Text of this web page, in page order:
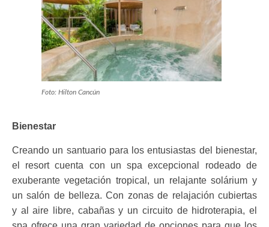
Foto: Hilton Cancún
Bienestar
Creando un santuario para los entusiastas del bienestar,
el resort cuenta con un spa excepcional rodeado de
exuberante vegetación tropical, un relajante solárium y
un salón de belleza. Con zonas de relajación cubiertas
y al aire libre, cabañas y un circuito de hidroterapia, el